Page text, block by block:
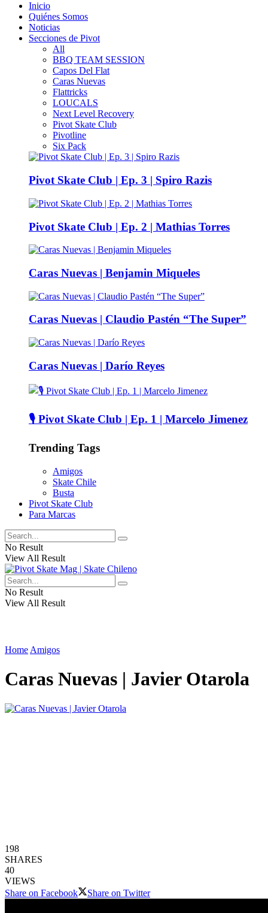
Inicio
Quiénes Somos
Noticias
Secciones de Pivot
All
BBQ TEAM SESSION
Capos Del Flat
Caras Nuevas
Flattricks
LOUCALS
Next Level Recovery
Pivot Skate Club
Pivotline
Six Pack
Pivot Skate Club | Ep. 3 | Spiro Razis
Pivot Skate Club | Ep. 2 | Mathias Torres
Caras Nuevas | Benjamin Miqueles
Caras Nuevas | Claudio Pastén “The Super”
Caras Nuevas | Darío Reyes
🎙️ Pivot Skate Club | Ep. 1 | Marcelo Jimenez
Trending Tags
Amigos
Skate Chile
Busta
Pivot Skate Club
Para Marcas
No Result
View All Result
No Result
View All Result
Home Amigos
Caras Nuevas | Javier Otarola
198
SHARES
40
VIEWS
Share on Facebook
Share on Twitter